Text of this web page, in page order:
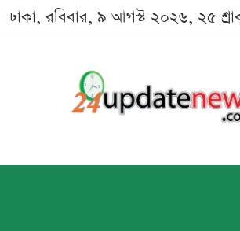
ঢাকা, রবিবার, ৯ আগস্ট ২০২৬, ২৫